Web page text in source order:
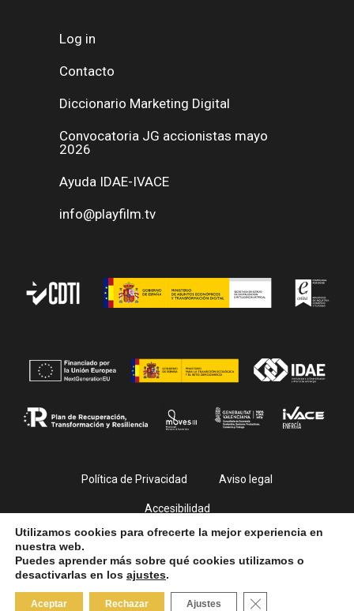
Log in
Contacto
Diccionario Marketing Digital
Convocatoria JG accionistas mayo
2026
Ayuda IDAE-IVACE
info@playfilm.tv
Política de Privacidad Aviso legal
Accesibilidad
© PlayFilm 2026. All Rights Reserved
Utilizamos cookies para ofrecerte la mejor experiencia en
nuestra web.
Puedes aprender más sobre qué cookies utilizamos o
desactivarlas en los ajustes.
Aceptar Rechazar Ajustes Close GDPR